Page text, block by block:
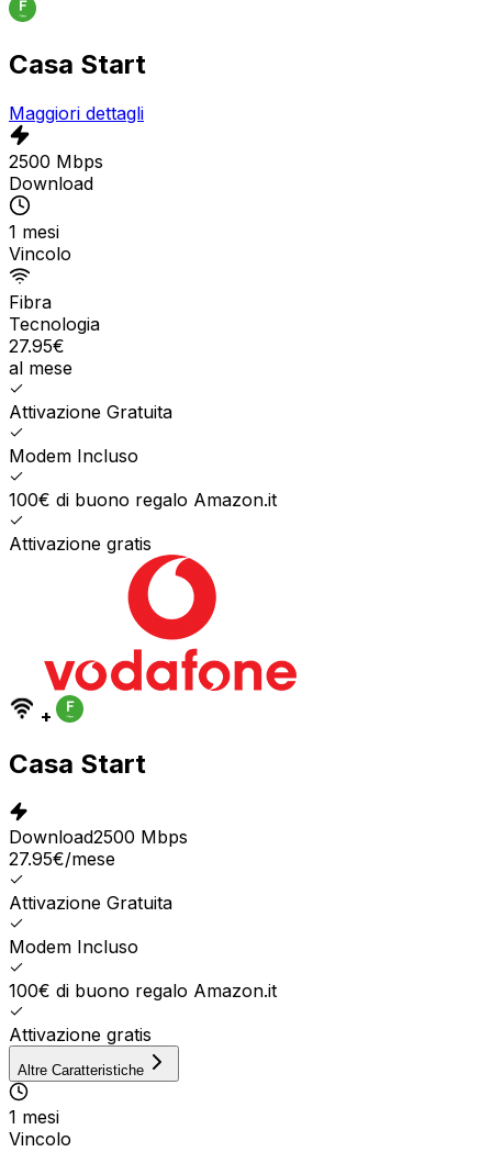
Casa Start
Maggiori dettagli
2500 Mbps
Download
1 mesi
Vincolo
Fibra
Tecnologia
27.95€
al mese
Attivazione Gratuita
Modem Incluso
100€ di buono regalo Amazon.it
Attivazione gratis
+
Casa Start
Download2500 Mbps
27.95€/mese
Attivazione Gratuita
Modem Incluso
100€ di buono regalo Amazon.it
Attivazione gratis
Altre Caratteristiche
1 mesi
Vincolo